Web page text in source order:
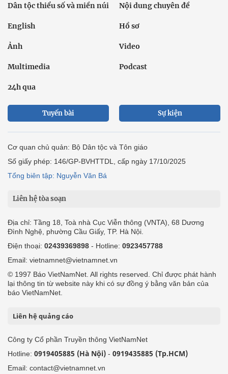
Dân tộc thiểu số và miền núi Nội dung chuyên đề
English Hồ sơ
Ảnh Video
Multimedia Podcast
24h qua
Tuyến bài Sự kiện
Cơ quan chủ quản: Bộ Dân tộc và Tôn giáo
Số giấy phép: 146/GP-BVHTTDL, cấp ngày 17/10/2025
Tổng biên tập: Nguyễn Văn Bá
Liên hệ tòa soạn
Địa chỉ: Tầng 18, Toà nhà Cục Viễn thông (VNTA), 68 Dương
Đình Nghệ, phường Cầu Giấy, TP. Hà Nội.
Điện thoại: 02439369898 - Hotline: 0923457788
Email: vietnamnet@vietnamnet.vn
© 1997 Báo VietNamNet. All rights reserved. Chỉ được phát hành
lại thông tin từ website này khi có sự đồng ý bằng văn bản của
báo VietNamNet.
Liên hệ quảng cáo
Công ty Cổ phần Truyền thông VietNamNet
Hotline: 0919405885 (Hà Nội) - 0919435885 (Tp.HCM)
Email: contact@vietnamnet.vn